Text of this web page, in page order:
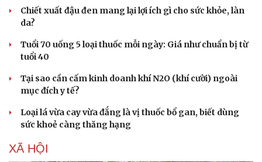
Chiết xuất đậu đen mang lại lợi ích gì cho sức khỏe, làn
da?
Tuổi 70 uống 5 loại thuốc mỗi ngày: Giá như chuẩn bị từ
tuổi 40
Tại sao cần cấm kinh doanh khí N2O (khí cười) ngoài
mục đích y tế?
Loại lá vừa cay vừa đắng là vị thuốc bổ gan, biết dùng
sức khoẻ càng thăng hạng
XÃ HỘI